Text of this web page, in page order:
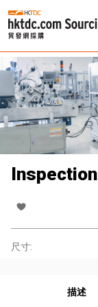
Inspection
尺寸:
描述